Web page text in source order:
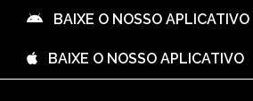
⠀BAIXE O NOSSO APLICATIVO
⠀BAIXE O NOSSO APLICATIVO